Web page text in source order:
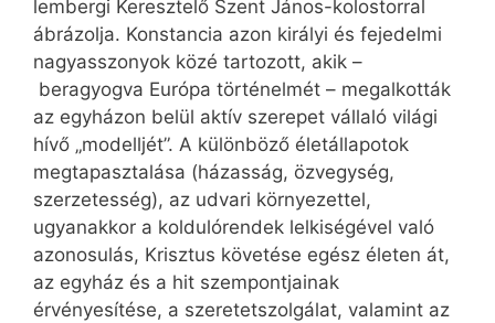
lembergi Keresztelő Szent János-kolostorral
ábrázolja. Konstancia azon királyi és fejedelmi
nagyasszonyok közé tartozott, akik –
beragyogva Európa történelmét – megalkották
az egyházon belül aktív szerepet vállaló világi
hívő „modelljét”. A különböző életállapotok
megtapasztalása (házasság, özvegység,
szerzetesség), az udvari környezettel,
ugyanakkor a koldulórendek lelkiségével való
azonosulás, Krisztus követése egész életen át,
az egyház és a hit szempontjainak
érvényesítése, a szeretetszolgálat, valamint az